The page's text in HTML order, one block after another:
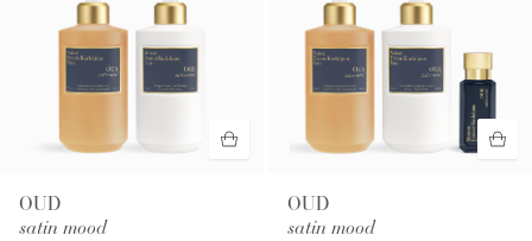
OUD
satin mood
OUD
satin mood